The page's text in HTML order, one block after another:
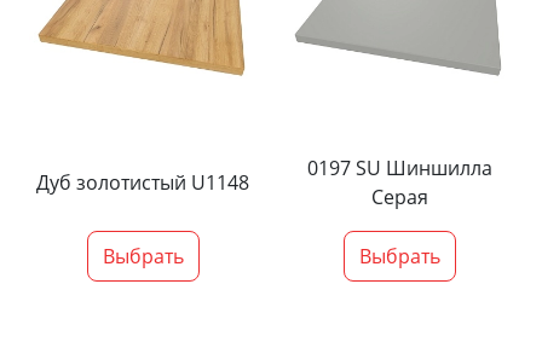
Дуб золотистый U1148
Выбрать
0197 SU Шиншилла
Серая
Выбрать